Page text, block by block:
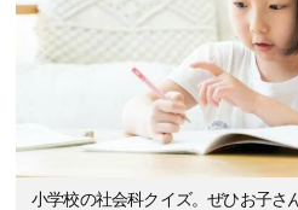
小学校の社会科クイズ。ぜひお子